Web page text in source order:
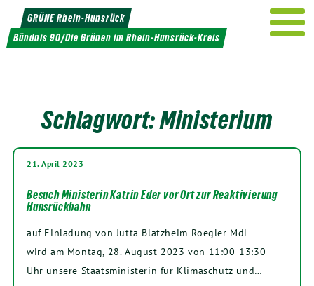
Weiter
zum
Inhalt
GRÜNE Rhein-Hunsrück
Bündnis 90/Die Grünen im Rhein-Hunsrück-Kreis
Schlagwort:Ministerium
21. April 2023
Besuch Ministerin Katrin Eder vor Ort zur Reaktivierung
Hunsrückbahn
auf Einladung von Jutta Blatzheim-Roegler MdL
wird am Montag, 28. August 2023 von 11:00-13:30
Uhr unsere Staatsministerin für Klimaschutz und…